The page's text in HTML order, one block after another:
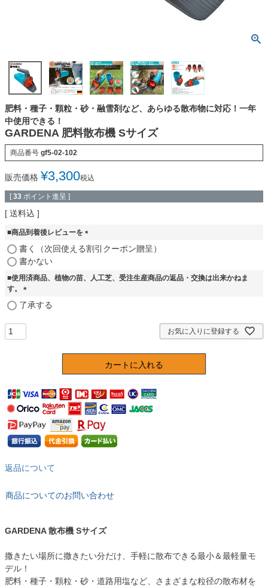
肥料・種子・顆粒・砂・融雪剤など、あらゆる散布物に対応！一年
中使用できる！
GARDENA 肥料散布機 Sサイズ
商品番号 gf5-02-102
販売価格 ¥3,300税込
[ 33 ポイント進呈 ]
送料込
■商品到着後レビューを
(
)
書く（次回使える割引クーポン贈呈）
書かない
■使用済商品、植物の苗、人工芝、受注生産商品の返品・交換は出来かねま
す。
(
須
了承する
お気に入りに登録する
カートに入れる
返品について
商品についてのお問い合わせ
GARDENA 散布機 Sサイズ
撒きたい場所に撒きたい分だけ、手軽に散布できる最小＆最軽量モ
デル！
肥料・種子・顆粒・砂・道路用塩など、さまざまな粒径の散布材を